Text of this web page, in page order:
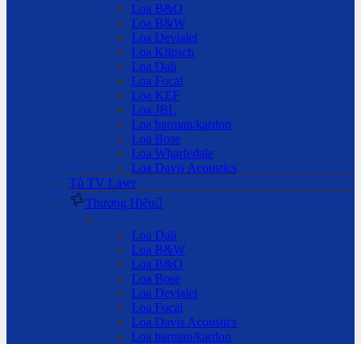
Loa B&O
Loa B&W
Loa Devialet
Loa Klipsch
Loa Dali
Loa Focal
Loa KEF
Loa JBL
Loa harman/kardon
Loa Bose
Loa Wharfedale
Loa Davis Acoustics
Tủ TV Laser
Thương Hiệu
Loa Dali
Loa B&W
Loa B&O
Loa Bose
Loa Devialet
Loa Focal
Loa Davis Acoustics
Loa harman/kardon